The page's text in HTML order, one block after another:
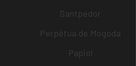
Santpedor
Perpètua de Mogoda
Papiol